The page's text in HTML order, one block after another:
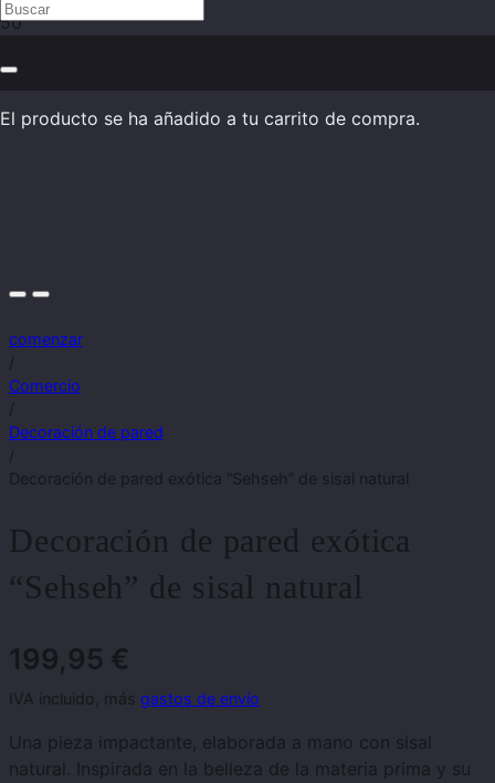
El producto se ha añadido a tu carrito de compra.
comenzar
/
Comercio
/
Decoración de pared
/
Decoración de pared exótica “Sehseh” de sisal natural
Decoración de pared exótica
“Sehseh” de sisal natural
199,95 €
IVA incluido, más gastos de envío
Una pieza impactante, elaborada a mano con sisal
natural. Inspirada en la belleza de la materia prima y su